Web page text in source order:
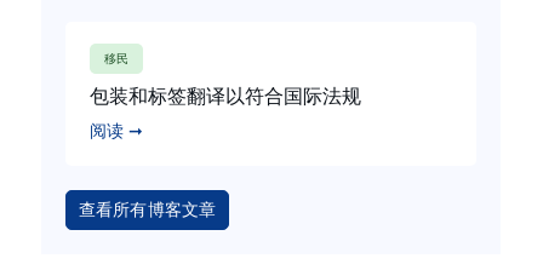
移民
包装和标签翻译以符合国际法规
阅读 ➞
查看所有博客文章